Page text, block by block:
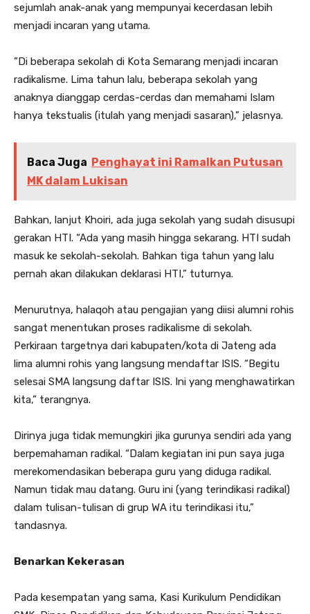
sejumlah anak-anak yang mempunyai kecerdasan lebih
menjadi incaran yang utama.
”Di beberapa sekolah di Kota Semarang menjadi incaran
radikalisme. Lima tahun lalu, beberapa sekolah yang
anaknya dianggap cerdas-cerdas dan memahami Islam
hanya tekstualis (itulah yang menjadi sasaran),” jelasnya.
Baca Juga Penghayat ini Ramalkan Putusan
MK dalam Lukisan
Bahkan, lanjut Khoiri, ada juga sekolah yang sudah disusupi
gerakan HTI. “Ada yang masih hingga sekarang. HTI sudah
masuk ke sekolah-sekolah. Bahkan tiga tahun yang lalu
pernah akan dilakukan deklarasi HTI,” tuturnya.
Menurutnya, halaqoh atau pengajian yang diisi alumni rohis
sangat menentukan proses radikalisme di sekolah.
Perkiraan targetnya dari kabupaten/kota di Jateng ada
lima alumni rohis yang langsung mendaftar ISIS. “Begitu
selesai SMA langsung daftar ISIS. Ini yang menghawatirkan
kita,” terangnya.
Dirinya juga tidak memungkiri jika gurunya sendiri ada yang
berpemahaman radikal. “Dalam kegiatan ini pun saya juga
merekomendasikan beberapa guru yang diduga radikal.
Namun tidak mau datang. Guru ini (yang terindikasi radikal)
dalam tulisan-tulisan di grup WA itu terindikasi itu,”
tandasnya.
Benarkan Kekerasan
Pada kesempatan yang sama, Kasi Kurikulum Pendidikan